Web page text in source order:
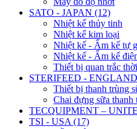
SATO - JAPAN (12)
Nhiệt kế thủy tinh
Nhiệt kế kim loại
Nhiệt kế - Ẩm kế tự
Nhiệt kế - Ẩm kế
Thiết bị quan trắc
STERIFEED -
Thiết bị thanh trùng
Chai đựng sữa thanh
TECQUIPMENT –
TSI - USA (17)